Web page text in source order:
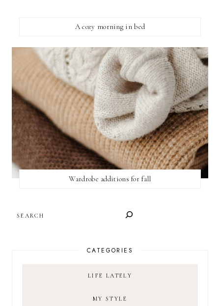
A cozy morning in bed
Wardrobe additions for fall
CATEGORIES
LIFE LATELY
MY STYLE